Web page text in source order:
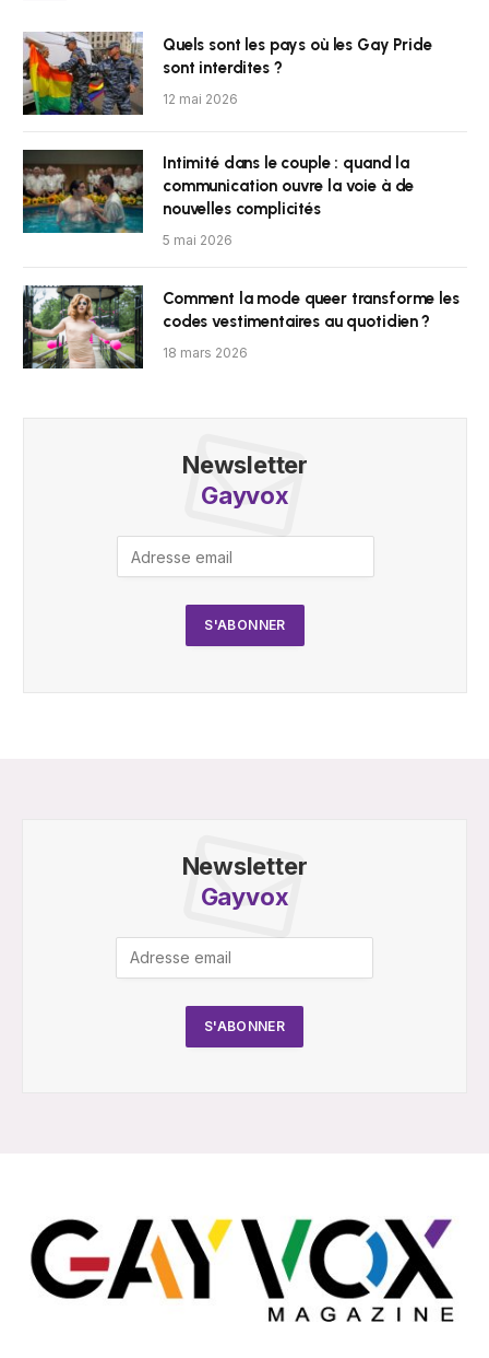
Quels sont les pays où les Gay Pride
sont interdites ?
12 mai 2026
Intimité dans le couple : quand la
communication ouvre la voie à de
nouvelles complicités
5 mai 2026
Comment la mode queer transforme les
codes vestimentaires au quotidien ?
18 mars 2026
Newsletter
Gayvox
Newsletter
Gayvox